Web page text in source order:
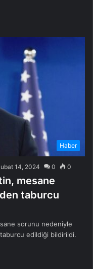
Haber
14, 2024 0 0
mesane
taburcu
sorunu nedeniyle
edildiği bildirildi.